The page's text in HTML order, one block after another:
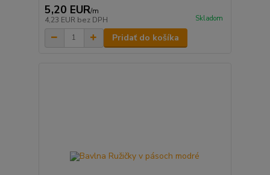
5,20 EUR/m
4,23 EUR bez DPH Skladom
Pridať do košíka